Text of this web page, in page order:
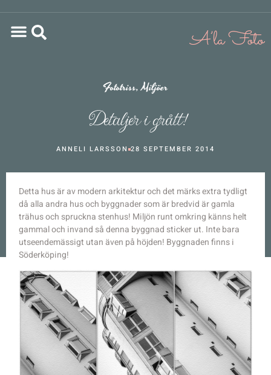
Fototriss,Miljöer
Detaljer i grått!
ANNELI LARSSON 28 SEPTEMBER 2014
Detta hus är av modern arkitektur och det märks extra tydligt
då alla andra hus och byggnader som är bredvid är gamla
trähus och spruckna stenhus! Miljön runt omkring känns helt
gammal och invand så denna byggnad sticker ut. Inte bara
utseendemässigt utan även på höjden! Byggnaden finns i
Söderköping!